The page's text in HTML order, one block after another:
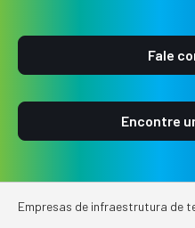
Fale
Encontre
Empresas de infraestrutura de